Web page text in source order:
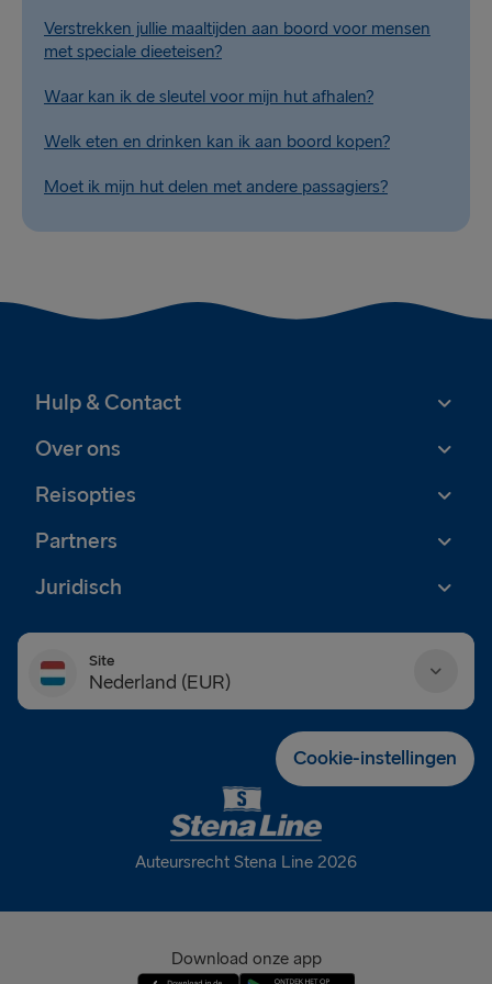
Verstrekken jullie maaltijden aan boord voor mensen
met speciale dieeteisen?
Waar kan ik de sleutel voor mijn hut afhalen?
Welk eten en drinken kan ik aan boord kopen?
Moet ik mijn hut delen met andere passagiers?
Hulp & Contact
Over ons
Reisopties
Partners
Juridisch
Site
Nederland (EUR)
France (EUR)
Cookie-instellingen
Auteursrecht Stena Line 2026
Download onze app